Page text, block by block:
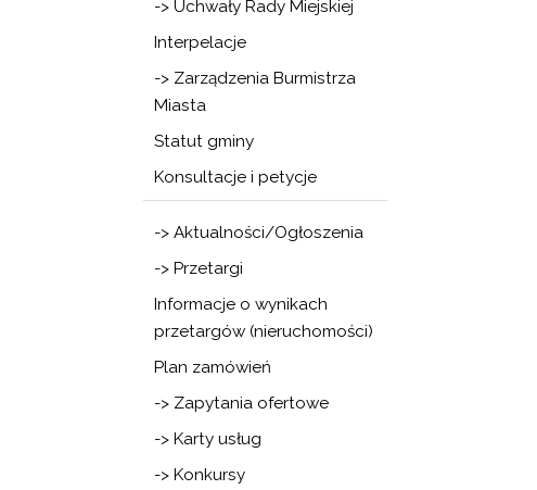
-> Uchwały Rady Miejskiej
Interpelacje
-> Zarządzenia Burmistrza
Miasta
Statut gminy
Konsultacje i petycje
-> Aktualności/Ogłoszenia
-> Przetargi
Informacje o wynikach
przetargów (nieruchomości)
Plan zamówień
-> Zapytania ofertowe
-> Karty usług
-> Konkursy